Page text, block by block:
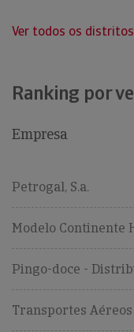
Ver todos os distritos
Ranking por
Empresa
Petrogal, S.a.
Modelo Continente
Pingo-doce -
Transportes Aéreos